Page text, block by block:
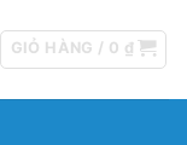
GIỎ HÀNG / 0 ₫